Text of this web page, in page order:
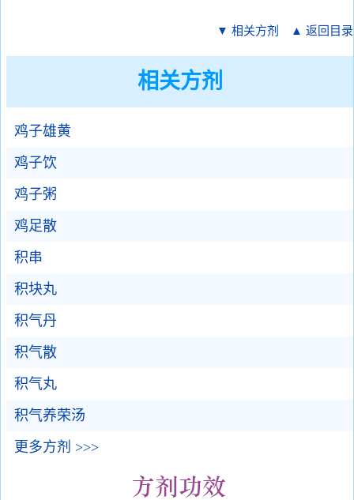
▼ 相关方剂 ▲ 返回目录
相关方剂
鸡子雄黄
鸡子饮
鸡子粥
鸡足散
积串
积块丸
积气丹
积气散
积气丸
积气养荣汤
更多方剂 >>>